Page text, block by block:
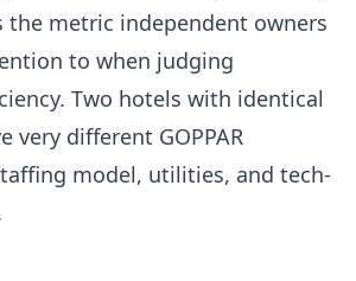
the metric independent owners
to when judging
Two hotels with identical
very different GOPPAR
model, utilities, and tech-